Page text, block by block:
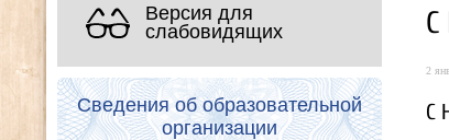
Версия для
слабовидящих
Сведения об образовательной
организации
С
2
С